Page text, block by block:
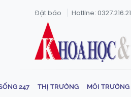
Đặt báo Hotline:
247 THỊ TRƯỜNG MÔI TRƯỜNG